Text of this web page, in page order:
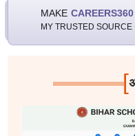
MAKE CAREERS360
MY TRUSTED SOURCE
[